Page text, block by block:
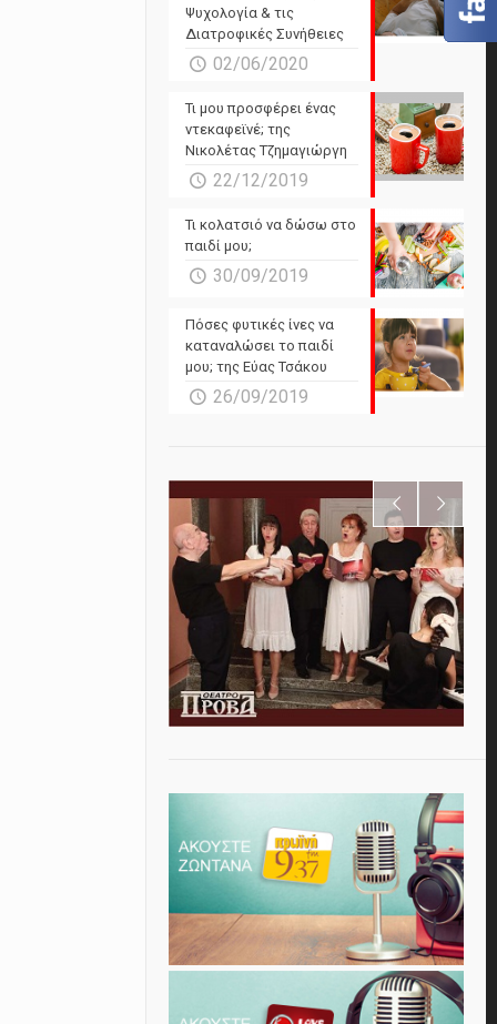
Ψυχολογία & τις
Διατροφικές Συνήθειες
02/06/2020
Τι μου προσφέρει ένας
ντεκαφεϊνέ; της
Νικολέτας Τζημαγιώργη
22/12/2019
Τι κολατσιό να δώσω στο
παιδί μου;
30/09/2019
Πόσες φυτικές ίνες να
καταναλώσει το παιδί
μου; της Εύας Τσάκου
26/09/2019